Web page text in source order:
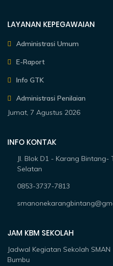
LAYANAN KEPEGAWAIAN
Administrasi Umum
E-Raport
Info GTK
Administrasi Penilaian
Jumat, 7 Agustus 2026
INFO KONTAK
Jl. Blok D1 - Karang
Selatan
0853-3737-7813
JAM KBM SEKOLAH
Jadwal Kegiatan Sekolah
Bumbu